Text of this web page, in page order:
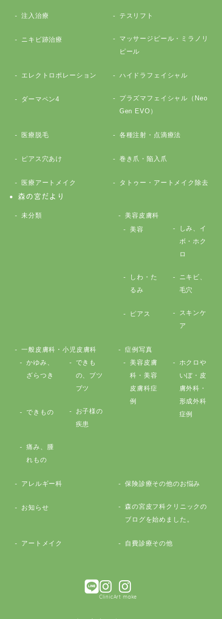
注入治療 テスリフト
ニキビ跡治療
マッサージピール・ミラノリ
ピール
エレクトロポレーション ハイドラフェイシャル
ダーマペン4
プラズマフェイシャル（Neo
Gen EVO）
医療脱毛 各種注射・点滴療法
ピアス穴あけ 巻き爪・陥入爪
医療アートメイク
タトゥー・アートメイク除去
森の宮だより
未分類
美容皮膚科
美容
しみ、イ
ボ・ホク
ロ
しわ・た
るみ
ニキビ、
毛穴
ピアス
スキンケ
ア
一般皮膚科・小児皮膚科
かゆみ、
ざらつき
できも
の、ブツ
ブツ
できもの
お子様の
疾患
痛み、腫
れもの
症例写真
美容皮膚
科・美容
皮膚科症
例
ホクロや
いぼ・皮
膚外科・
形成外科
症例
アレルギー科 保険診療その他のお悩み
お知らせ
森の宮皮フ科クリニックの
ブログを始めました。
アートメイク 自費診療その他
ClinicArt make